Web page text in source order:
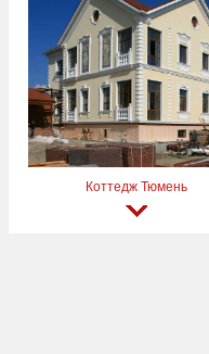
Коттедж Тюмень